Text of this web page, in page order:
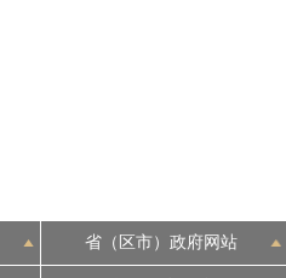
省（区市）政府网站